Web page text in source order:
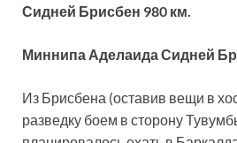
Сидней Брисбен 980 км.
Миннипа Аделаида Сидней
Из Брисбена (оставив вещи в
разведку боем в сторону